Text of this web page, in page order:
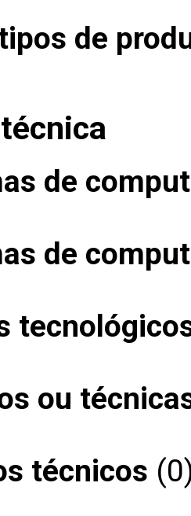
de
de
de
ou
técnicos